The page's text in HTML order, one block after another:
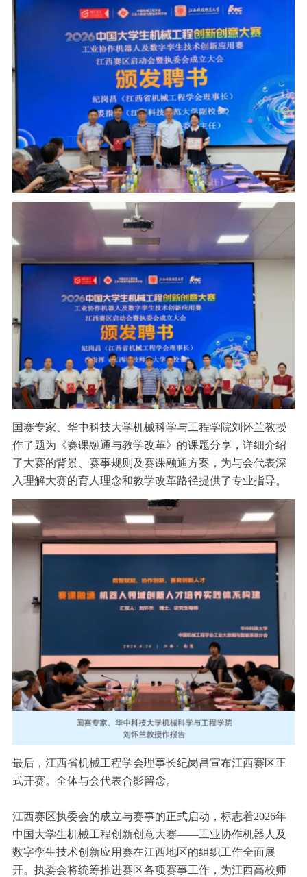
国赛专家、华中科技大学机械科学与工程学院刘怀兰教授
作了题为《赛课融通与教学改革》的课题分享，详细介绍
了大赛的背景、赛事规则及赛课融通方案，为与会代表深
入理解大赛的育人理念和教学改革路径提供了专业指导。
最后，江西省机械工程学会理事长纪岗昌宣布江西赛区正
式开赛。全体与会代表合影留念。
江西赛区执委会的成立与赛事的正式启动，标志着2026年
中国大学生机械工程创新创意大赛——工业协作机器人及
数字孪生技术创新应用赛在江西地区的组织工作全面展
开。执委会将统筹推进赛区各项赛事工作，为江西高校师